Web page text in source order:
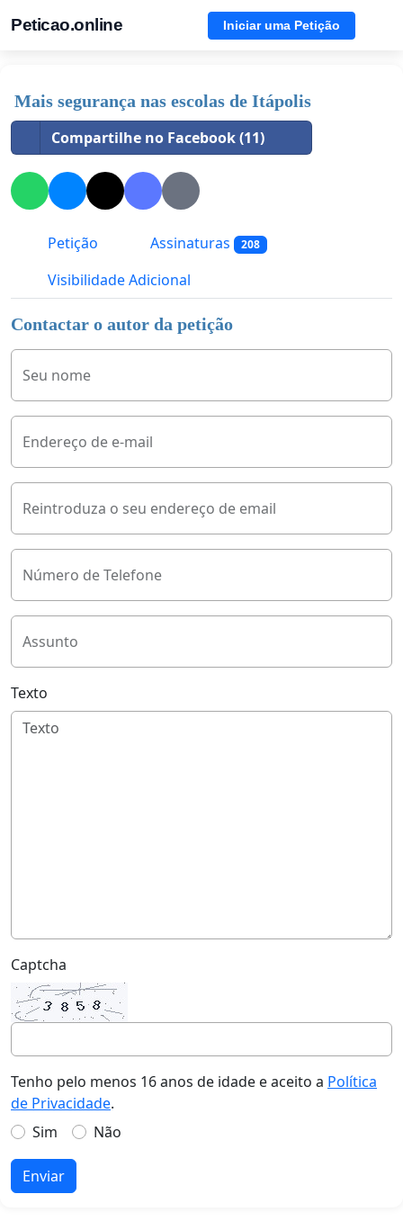
Peticao.online Iniciar uma Petição
Mais segurança nas escolas de Itápolis
Compartilhe no Facebook (11)
Petição Assinaturas 208
Visibilidade Adicional
Contactar o autor da petição
Seu nome
Endereço de e-mail
Reintroduza o seu endereço de email
Número de Telefone
Assunto
Texto
Captcha
Tenho pelo menos 16 anos de idade e aceito a Política
de Privacidade.
Sim
Não
Enviar